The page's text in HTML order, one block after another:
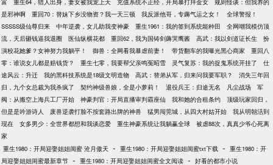
富
重生64，猎人出身，妻女被我宠上天 充值系统不正经，开局暴打拜金女
规则怪谈：但我养的
是邪神啊
重回70：替妹下乡没物资？我一天三顿 我反派他哥，专薅气运之女！
全球警报！
SSSSS级仙尊归来
中年逆袭，女儿助我变神豪 重生1961：我的签到系统能种田
全网嘲我模仿顶
流，天后砸钱逼我退圈
医仙纵横花都 重回62，我为国铸剑薅哭鹰酱 高武：我以剑道证长生
扮
演校花她爹？女神努力我躺平！
御兽：全网看我暴虐前妻！ 带货翻车的我曝光黑心商家
重回八
零：谁说女儿都是赔钱货？
重生七零，我要帮父亲鸣冤昭雪 灵气复苏：我的捉鬼系统开挂了
仕
途风云：升迁
我的黑科技系统是18级文明造物 高武：替弟从军，归来问我要军职？
消失三年回
归，九个女总裁为我杀疯了
契约神级兽娘，全是小萝莉！ 退役兵王：归途无名 凡尘战场
军
阀：从搬空上海兵工厂开始
神豪判官：开局直播审判霸座仙 我和她的合租条约
顶级玩家回归，
但是是吟游诗人
废兽逆袭打脸不按套路出牌的神兽 猛男闯莞城，从四大村姑开始
我从明朝活到
现在
女多男少：全世界都想和我谈恋爱 重生神豪系统让我躺赢全球
被虐88次，真真少爷心死离
家
重生1980：开局迎娶姐姐闺蜜 沧月傲天 - 重生1980：开局迎娶姐姐闺蜜txt下载 - 重生1980：开
局迎娶姐姐闺蜜最新章节 - 重生1980：开局迎娶姐姐闺蜜全文阅读 - 好看的都市小说